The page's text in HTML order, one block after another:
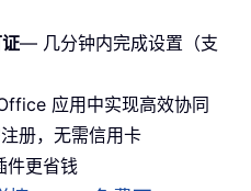
— 几分钟内完成设置（支
应用中实现高效协同
册，无需信用卡
更省钱